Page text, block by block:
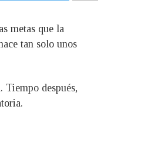
metas que la
tan solo unos
Tiempo después,